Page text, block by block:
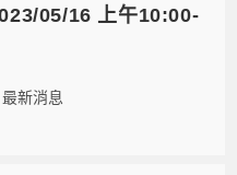
05/16 上午10:00-
最新消息